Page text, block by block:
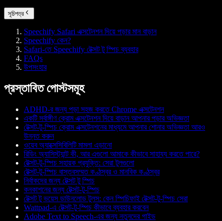
সূচিপত্র
Speechify Safari এক্সটেনশন দিয়ে পড়ার মান বাড়ান
Speechify কেন?
Safari-তে Speechify টেক্সট টু স্পিচ ব্যবহার
FAQs
উপসংহার
প্রস্তাবিত পোস্টসমূহ
ADHD-র জন্য পড়া সহজ করতে Chrome এক্সটেনশন
একটি সর্বাঙ্গীণ ক্রোম এক্সটেনশন দিয়ে বাড়ান আপনার পড়ার অভিজ্ঞতা
টেক্সট-টু-স্পিচ ক্রোম এক্সটেনশনের মাধ্যমে আপনার শোনার অভিজ্ঞতা আরও
উন্নত করুন
ওয়েব অ্যাক্সেসিবিলিটি মামলা এড়ানো
রিডিং অ্যাসিস্ট্যান্ট কী, আর এগুলো আমাকে কীভাবে সাহায্য করতে পারে?
টেক্সট-টু-স্পিচ সহায়ক প্রযুক্তি: সেরা টুলগুলো
টেক্সট-টু-স্পিচ বাস্তবসম্মত কণ্ঠস্বর ও মানবিক কণ্ঠস্বর
নির্বাকদের জন্য টেক্সট টু স্পিচ
কনকাশনের জন্য টেক্সট-টু-স্পিচ
টেক্সট টু ভয়েস ডাউনলোড টুলস: কেন স্পিচিফাই টেক্সট-টু-স্পিচ সেরা
Wattpad-এ টেক্সট‑টু‑স্পিচ কীভাবে ব্যবহার করবেন
Adobe Text to Speech-এর জন্য নতুনদের গাইড